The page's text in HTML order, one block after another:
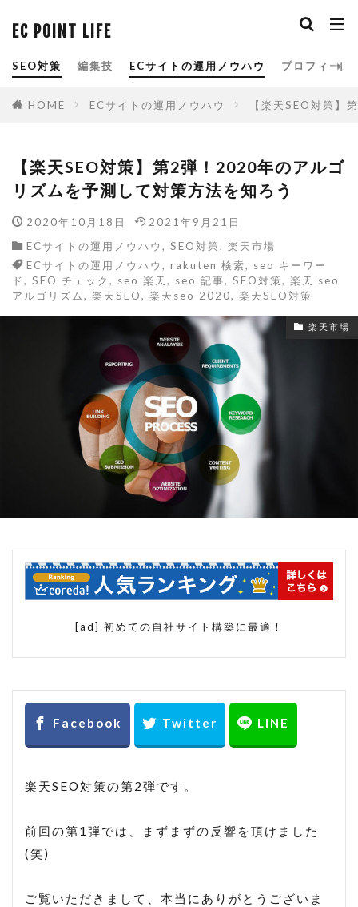
EC POINT LIFE
SEO対策 編集技 ECサイトの運用ノウハウ プロフィール
HOME ECサイトの運用ノウハウ 【楽天SEO対策】
【楽天SEO対策】第2弾！2020年のアルゴ
リズムを予測して対策方法を知ろう
2020年10月18日
2021年9月21日
ECサイトの運用ノウハウ , SEO対策, 楽天市場
ECサイトの運用ノウハウ , rakuten 検索, seo キーワー
ド , SEO チェック , seo 楽天, seo 記事, SEO対策, 楽天 seo
アルゴリズム , 楽天SEO, 楽天seo 2020, 楽天SEO対策
楽天市場
[ad] 初めての自社サイト構築に最適！
楽天SEO対策の第2弾です。
前回の第1弾では、まずまずの反響を頂けました
(笑)
ご覧いただきまして、本当にありがとうございま
amazon Bootstrap cassava editor
ECサイトの運用ノウハウ eコマース
FTP google HTML js
Minifier paypay祭り PRオプション
QUERY関数 R-Karte RaCoupon
rakuten rakuten 検索 RMS SEO
seo キーワード SEO チェック
seo 記事 SEO対策
spreadsheets Yahoo!ショッピング
Yahoo!ストアクリエイターpro
お買い物マラソン アクセス分析
アマゾン アルゴリズム イベント
カテゴリページ クエリ関数
サービスクーポン参加 スプレッドシート
スマホ スマートフォン
スマートフォン用商品説明文 スーパーSALE
タイムセール データベース データ分析
ブラックフライデー ブートストラップ
ヤフーショッピング
ヤフーショッピング 売れない
ヤフーショッピング 売れるコツ
ヤフーショッピング 売上アップ
一括ファイル 一括管理 一括編集